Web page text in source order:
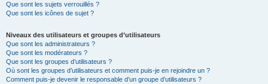
Que sont les sujets verrouillés ?
Que sont les icônes de sujet ?
Niveaux des utilisateurs et groupes d’utilisateurs
Que sont les administrateurs ?
Que sont les modérateurs ?
Que sont les groupes d’utilisateurs ?
Où sont les groupes d’utilisateurs et comment puis-je en rejoindre un ?
Comment puis-je devenir le responsable d’un groupe d’utilisateurs ?